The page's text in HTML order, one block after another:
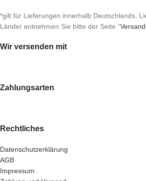
*gilt für Lieferungen innerhalb Deutschlands,
Länder entnehmen Sie bitte der Seite “
Wir versenden mit
Zahlungsarten
Rechtliches
Datenschutzerklärung
AGB
Impressum